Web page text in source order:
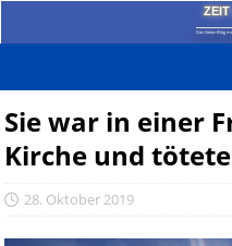
Das News-Blog
Sie war in einer
Kirche und
28. Oktober 2019